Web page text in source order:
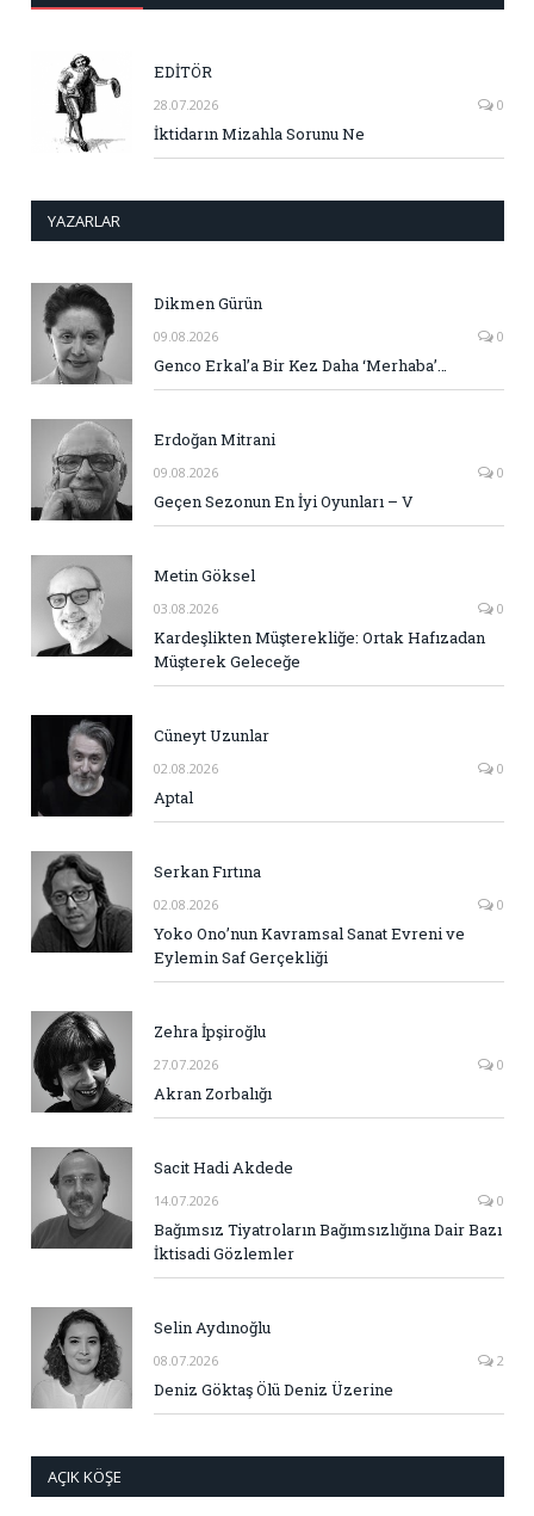
EDİTÖR
28.07.2026 0
İktidarın Mizahla Sorunu Ne
YAZARLAR
Dikmen Gürün
09.08.2026 0
Genco Erkal’a Bir Kez Daha ‘Merhaba’…
Erdoğan Mitrani
09.08.2026 0
Geçen Sezonun En İyi Oyunları – V
Metin Göksel
03.08.2026 0
Kardeşlikten Müşterekliğe: Ortak Hafızadan
Müşterek Geleceğe
Cüneyt Uzunlar
02.08.2026 0
Aptal
Serkan Fırtına
02.08.2026 0
Yoko Ono’nun Kavramsal Sanat Evreni ve
Eylemin Saf Gerçekliği
Zehra İpşiroğlu
27.07.2026 0
Akran Zorbalığı
Sacit Hadi Akdede
14.07.2026 0
Bağımsız Tiyatroların Bağımsızlığına Dair Bazı
İktisadi Gözlemler
Selin Aydınoğlu
08.07.2026 2
Deniz Göktaş Ölü Deniz Üzerine
AÇIK KÖŞE